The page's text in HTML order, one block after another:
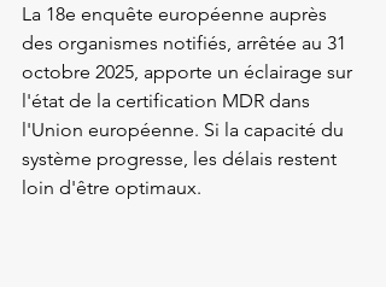
La 18e enquête européenne auprès
des organismes notifiés, arrêtée au 31
octobre 2025, apporte un éclairage sur
l'état de la certification MDR dans
l'Union européenne. Si la capacité du
système progresse, les délais restent
loin d'être optimaux.